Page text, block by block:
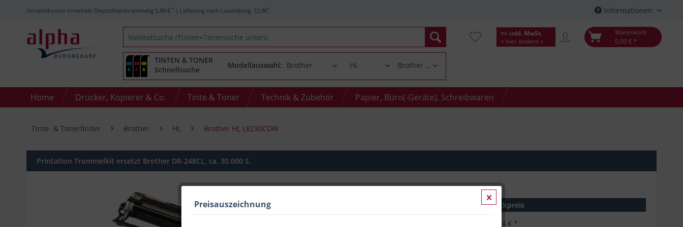
Versandkosten innerhalb Deutschlands einmalig 5,89 € * | Lieferung nach Luxemburg: 12,96* Informationen
=> inkl. MwSt.
< hier ändern >
Warenkorb
0,00 € *
TINTEN & TONER
Schnellsuche
Modellauswahl:
Home Drucker, Kopierer & Co. Tinte & Toner Technik & Zubehör Papier, Büro(-Geräte), Schreibwaren
Tinte- & Tonerfinder Brother HL Brother HL L8230CDW
Printation Trommelkit ersetzt Brother DR-248CL, ca. 30.000 S.
Stückpreis
52,24 € *
Preisauszeichnung